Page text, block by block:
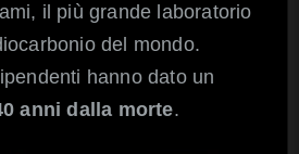
il più grande laboratorio
del mondo.
hanno dato un
anni dalla morte.